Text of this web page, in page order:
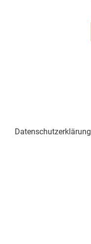
Datenschutzerklärung